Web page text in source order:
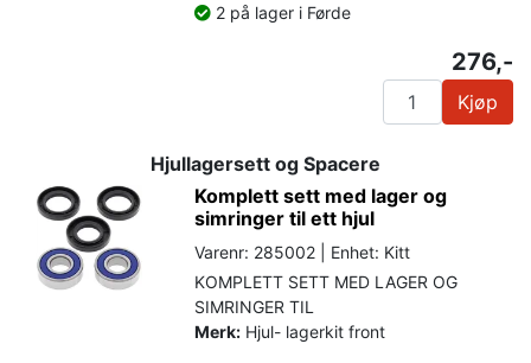
2 på lager i Førde
276,-
Kjøp
Hjullagersett og Spacere
Komplett sett med lager og
simringer til ett hjul
Varenr: 285002 | Enhet: Kitt
KOMPLETT SETT MED LAGER OG
SIMRINGER TIL
Merk: Hjul- lagerkit front